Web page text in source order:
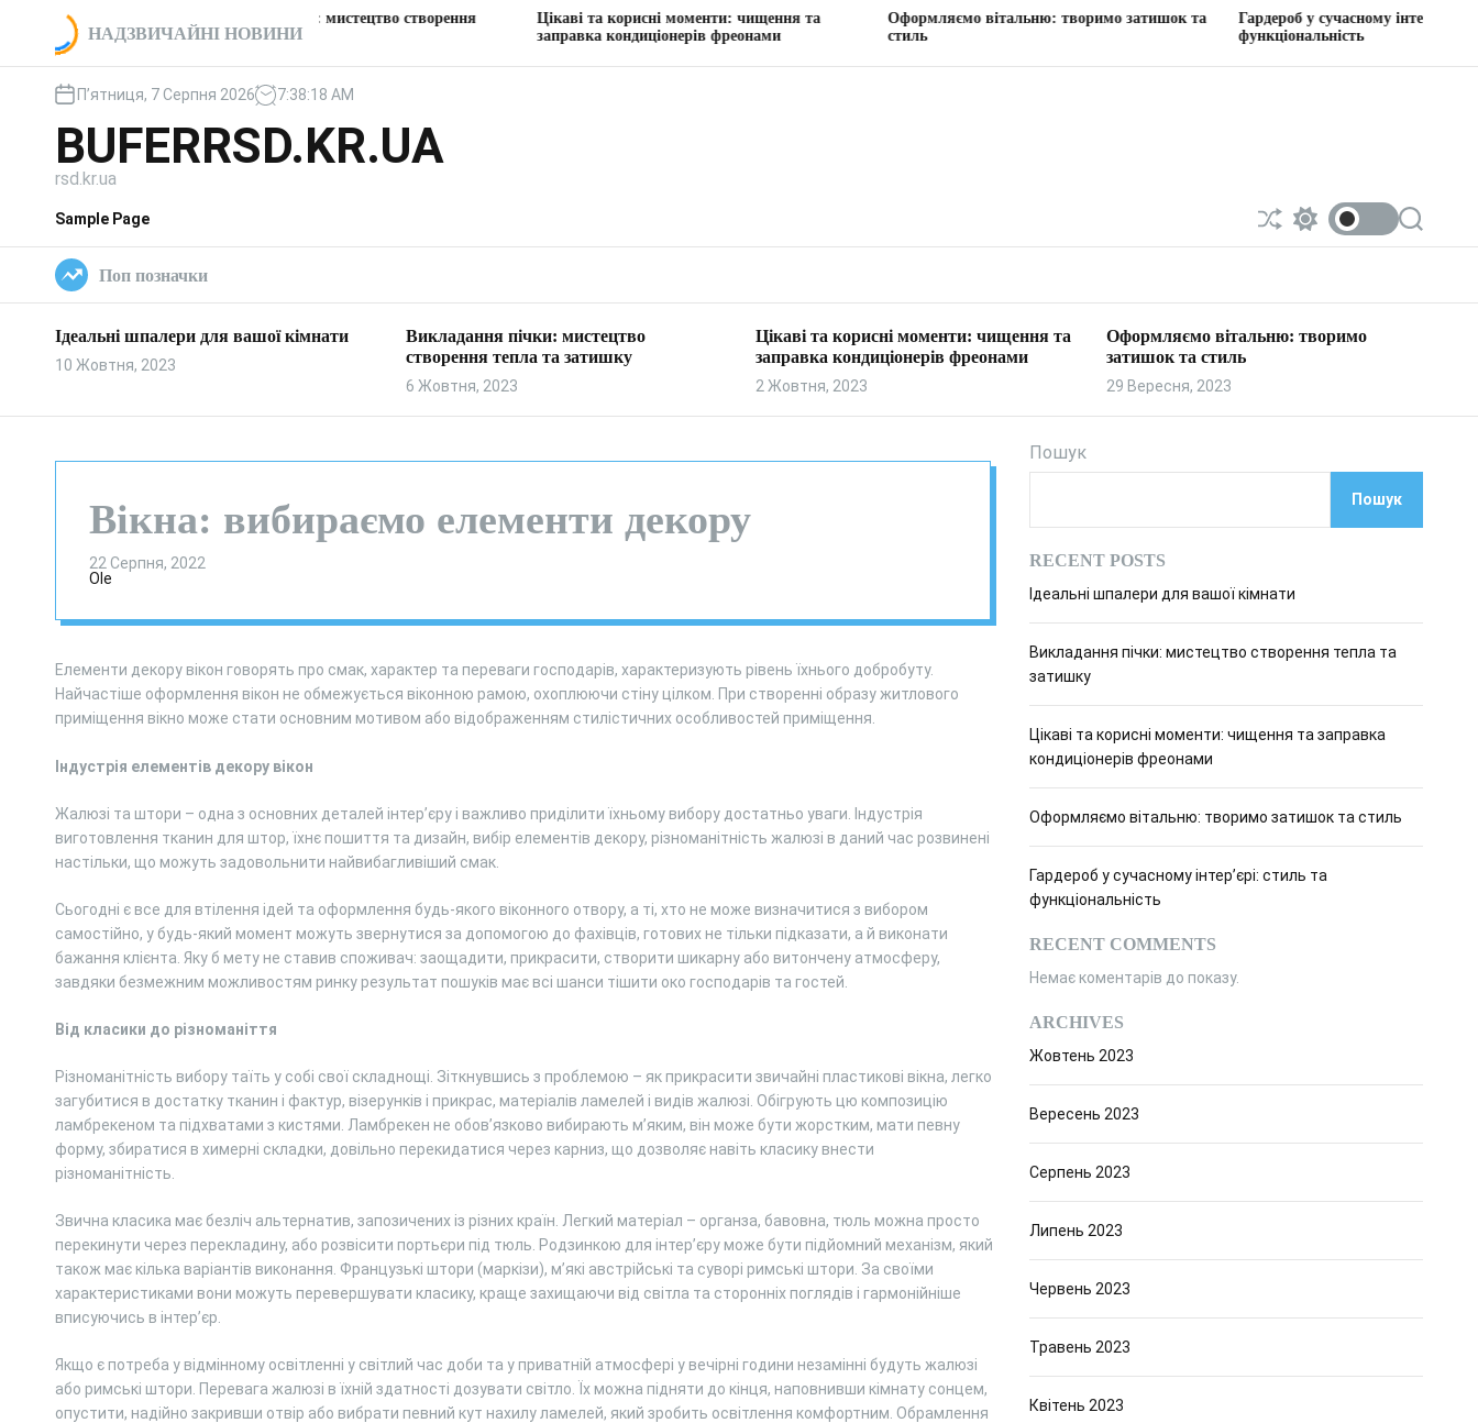
м
с
НАДЗВИЧАЙНІ НОВИНИ
Викладання пічки: мистецтво створення
тепла та затишку
Цікаві та корисні моменти: чищення та
заправка кондиціонерів фреонами
Оформляємо вітальню: творимо затишок та
Гардероб у сучасному інтер’єрі: стиль та
функціональність
П’ятниця, 7 Серпня 2026 7:38:19 AM
BUFERRSD.KR.UA
rsd.kr.ua
Sample Page
П
е
т
с
т
П
е
м
к
о
о
в
р
е
и
П
о
к
Поп позначки
Ідеальні шпалери для вашої кімнати
10 Жовтня, 2023
Викладання пічки: мистецтво
створення тепла та затишку
6 Жовтня, 2023
Цікаві та корисні моменти: чищення та
заправка кондиціонерів фреонами
2 Жовтня, 2023
Оформляємо вітальню: творимо
затишок та стиль
29 Вересня, 2023
Вікна: вибираємо елементи декору
22 Серпня, 2022
Ole
Елементи декору вікон говорять про смак, характер та переваги господарів, характеризують рівень їхнього добробуту.
Найчастіше оформлення вікон не обмежується віконною рамою, охоплюючи стіну цілком. При створенні образу житлового
приміщення вікно може стати основним мотивом або відображенням стилістичних особливостей приміщення.
Індустрія елементів декору вікон
Жалюзі та штори – одна з основних деталей інтер’єру і важливо приділити їхньому вибору достатньо уваги. Індустрія
виготовлення тканин для штор, їхнє пошиття та дизайн, вибір елементів декору, різноманітність жалюзі в даний час розвинені
настільки, що можуть задовольнити найвибагливіший смак.
Сьогодні є все для втілення ідей та оформлення будь-якого віконного отвору, а ті, хто не може визначитися з вибором
самостійно, у будь-який момент можуть звернутися за допомогою до фахівців, готових не тільки підказати, а й виконати
бажання клієнта. Яку б мету не ставив споживач: заощадити, прикрасити, створити шикарну або витончену атмосферу,
завдяки безмежним можливостям ринку результат пошуків має всі шанси тішити око господарів та гостей.
Від класики до різноманіття
Різноманітність вибору таїть у собі свої складнощі. Зіткнувшись з проблемою – як прикрасити звичайні пластикові вікна, легко
загубитися в достатку тканин і фактур, візерунків і прикрас, матеріалів ламелей і видів жалюзі. Обігрують цю композицію
ламбрекеном та підхватами з кистями. Ламбрекен не обов’язково вибирають м’яким, він може бути жорстким, мати певну
форму, збиратися в химерні складки, довільно перекидатися через карниз, що дозволяє навіть класику внести
різноманітність.
Звична класика має безліч альтернатив, запозичених із різних країн. Легкий матеріал – органза, бавовна, тюль можна просто
перекинути через перекладину, або розвісити портьєри під тюль. Родзинкою для інтер’єру може бути підйомний механізм, який
також має кілька варіантів виконання. Французькі штори (маркізи), м’які австрійські та суворі римські штори. За своїми
характеристиками вони можуть перевершувати класику, краще захищаючи від світла та сторонніх поглядів і гармонійніше
вписуючись в інтер’єр.
Якщо є потреба у відмінному освітленні у світлий час доби та у приватній атмосфері у вечірні години незамінні будуть жалюзі
або римські штори. Перевага жалюзі в їхній здатності дозувати світло. Їх можна підняти до кінця, наповнивши кімнату сонцем,
опустити, надійно закривши отвір або вибрати певний кут нахилу ламелей, який зробить освітлення комфортним. Обрамлення
Пошук
Пошук
RECENT POSTS
Ідеальні шпалери для вашої кімнати
Викладання пічки: мистецтво створення тепла та
затишку
Цікаві та корисні моменти: чищення та заправка
кондиціонерів фреонами
Оформляємо вітальню: творимо затишок та стиль
Гардероб у сучасному інтер’єрі: стиль та
функціональність
RECENT COMMENTS
Немає коментарів до показу.
ARCHIVES
Жовтень 2023
Вересень 2023
Серпень 2023
Липень 2023
Червень 2023
Травень 2023
Квітень 2023